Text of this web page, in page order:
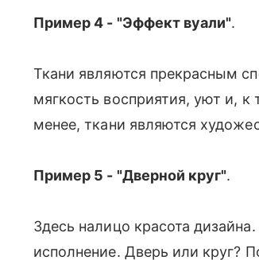
Пример 4 - "Эффект вуали".
Ткани являются прекрасным
мягкость восприятия, уют и,
менее, ткани являются
Пример 5 - "Дверной круг".
Здесь налицо красота
исполнение. Дверь или круг?